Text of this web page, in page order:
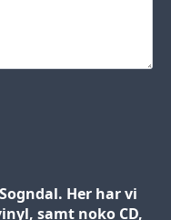
Her har vi
samt noko CD,